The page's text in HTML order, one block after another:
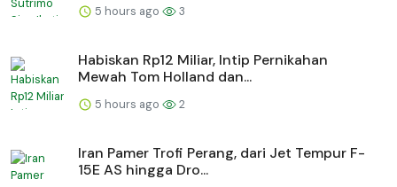
5 hours ago 3
Habiskan Rp12 Miliar, Intip Pernikahan
Mewah Tom Holland dan...
5 hours ago 2
Iran Pamer Trofi Perang, dari Jet Tempur F-
15E AS hingga Dro...